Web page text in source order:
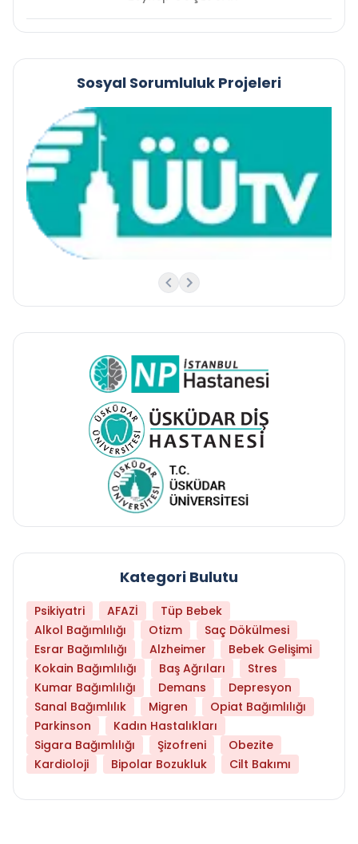
Sosyal Sorumluluk Projeleri
Kategori Bulutu
Psikiyatri AFAZİ
Tüp Bebek
Alkol Bağımlılığı
Otizm
Saç Dökülmesi
Esrar Bağımlılığı
Alzheimer
Bebek Gelişimi
Kokain Bağımlılığı
Baş Ağrıları
Stres
Kumar Bağımlılığı
Demans
Depresyon
Sanal Bağımlılık
Migren
Opiat Bağımlılığı
Parkinson
Kadın Hastalıkları
Sigara Bağımlılığı
Şizofreni
Obezite
Kardioloji
Bipolar Bozukluk Cilt Bakımı